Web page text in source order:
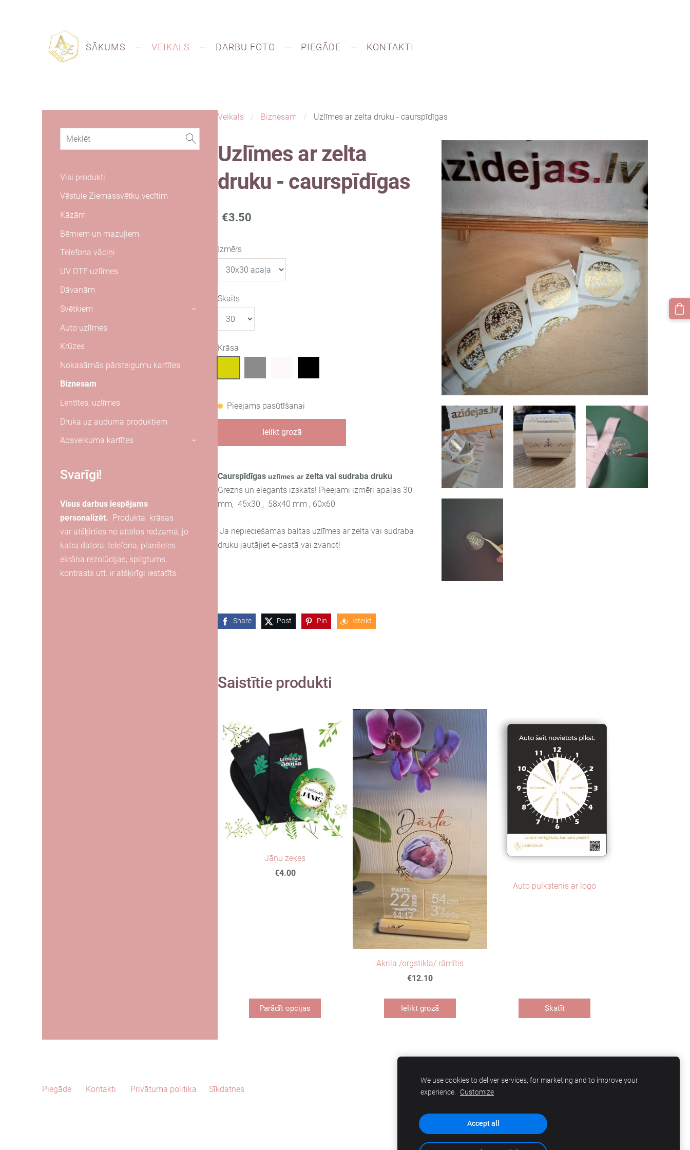
SĀKUMS VEIKALS DARBU FOTO PIEGĀDE KONTAKTI
Visi produkti
Vēstule Ziemassvētku vecītim
Kāzām
Bērniem un mazuļiem
Telefona vāciņi
UV DTF uzlīmes
Dāvanām
Svētkiem
›
Auto uzlīmes
Krūzes
Nokasāmās pārsteigumu kartītes
Biznesam
Lentītes, uzlīmes
Druka uz auduma produktiem
Apsveikuma kartītes
›
Svarīgi!
Visus darbus iespējams
personalizēt. Produkta krāsas
var atšķirties no attēlos redzamā, jo
katra datora, telefona, planšetes
ekrāna rezolūcijas, spilgtums,
kontrasts utt. ir atšķirīgi iestatīts.
Veikals Biznesam Uzlīmes ar zelta druku - caurspīdīgas
Uzlīmes ar zelta
druku - caurspīdīgas
€3.50
Izmērs
Skaits
Krāsa
Pieejams pasūtīšanai
Ielikt grozā
Caurspīdīgas uzlīmes arzelta vai sudraba druku
Grezns un elegants izskats! Pieejami izmēri apaļas 30
mm, 45x30 , 58x40 mm , 60x60
Ja nepieciešamas baltas uzlīmes ar zelta vai sudraba
druku jautājiet e-pastā vai zvanot!
Share Post Pin Ieteikt
Saistītie produkti
Jāņu zeķes
€4.00
Parādīt opcijas
Akrila /orgstikla/ rāmītis
€12.10
Ielikt grozā
Auto pulkstenis ar logo
Skatīt
Piegāde Kontakti Privātuma politika Sīkdatnes
We use cookies to deliver services, for marketing and to improve your
experience. Customize
Accept all